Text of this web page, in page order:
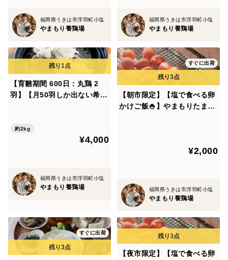
◆◆該当される方は覗いて行ってください♪◆◆
②家族には安心安全な食べ物を食べてほしい
③卵の概念を変えたい
◆かる～く自己紹介◆
自分の子どもに安全な食べ物を食べて欲しいという思い
脱サラをしました。
私たちは『我が子に安心して食べさせられる物』を作っ
詳しい内容は生産者情報でご覧いただけます。
Youtube を始めました！農場の様子や生産者の人柄を知
りたい方はぜひご覧ください！
https://www.youtube.com/channel/UCmcamDyw6X8ar_
V6iJ2siUw
福岡県うきは市浮羽町小塩
やまもり養鶏場
福岡県うきは市浮羽町小塩
やまもり養鶏場
【育雛期間 600日：丸鶏 2
羽】【月50羽しか出ない希少
【やまもりたまごのいいとこ
約2kg
¥4,000
福岡県うきは市浮羽町小塩
やまもり養鶏場
すぐに出荷
【朝市限定】【塩で食べる卵
かけご飯🍚】やまもりたまご
¥2,000
福岡県うきは市浮羽町小塩
やまもり養鶏場
すぐに出荷
【夜市限定】【塩で食べる卵